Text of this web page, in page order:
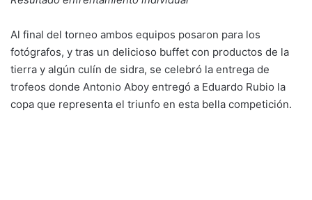
Al final del torneo ambos equipos posaron para los
fotógrafos, y tras un delicioso buffet con productos de la
tierra y algún culín de sidra, se celebró la entrega de
trofeos donde Antonio Aboy entregó a Eduardo Rubio la
copa que representa el triunfo en esta bella competición.